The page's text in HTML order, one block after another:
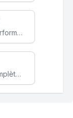
Garantissez la stabilité et la performance de votre entreprise avec une infrastructure IT sécurisée et évolutive.
Microsoft 365 une solution complète qui booste votre productivité, renforce la sécurité de vos données et facilite la collaboration.